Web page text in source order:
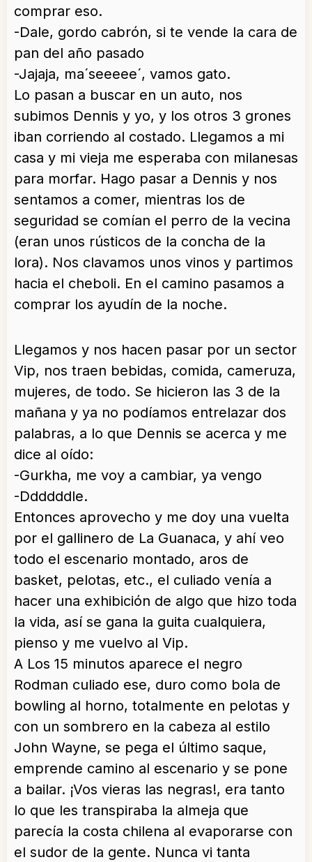
comprar eso.
-Dale, gordo cabrón, si te vende la cara de
pan del año pasado
-Jajaja, ma´seeeee´, vamos gato.
Lo pasan a buscar en un auto, nos
subimos Dennis y yo, y los otros 3 grones
iban corriendo al costado. Llegamos a mi
casa y mi vieja me esperaba con milanesas
para morfar. Hago pasar a Dennis y nos
sentamos a comer, mientras los de
seguridad se comían el perro de la vecina
(eran unos rústicos de la concha de la
lora). Nos clavamos unos vinos y partimos
hacia el cheboli. En el camino pasamos a
comprar los ayudín de la noche.
Llegamos y nos hacen pasar por un sector
Vip, nos traen bebidas, comida, cameruza,
mujeres, de todo. Se hicieron las 3 de la
mañana y ya no podíamos entrelazar dos
palabras, a lo que Dennis se acerca y me
dice al oído:
-Gurkha, me voy a cambiar, ya vengo
-Ddddddle.
Entonces aprovecho y me doy una vuelta
por el gallinero de La Guanaca, y ahí veo
todo el escenario montado, aros de
basket, pelotas, etc., el culiado venía a
hacer una exhibición de algo que hizo toda
la vida, así se gana la guita cualquiera,
pienso y me vuelvo al Vip.
A Los 15 minutos aparece el negro
Rodman culiado ese, duro como bola de
bowling al horno, totalmente en pelotas y
con un sombrero en la cabeza al estilo
John Wayne, se pega el último saque,
emprende camino al escenario y se pone
a bailar. ¡Vos vieras las negras!, era tanto
lo que les transpiraba la almeja que
parecía la costa chilena al evaporarse con
el sudor de la gente. Nunca vi tanta